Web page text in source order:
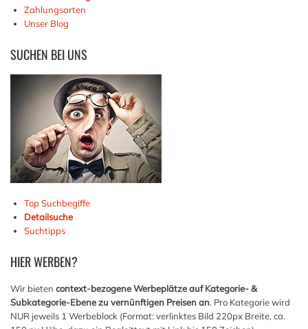
Zahlungsarten
Unser Blog
SUCHEN BEI UNS
Top Suchbegiffe
Detailsuche
Suchtipps
HIERWERBEN?
Wir bieten context-bezogene Werbeplätze auf Kategorie- &
Subkategorie-Ebene zu vernünftigen Preisen an. Pro Kategorie wird
NUR jeweils 1 Werbeblock (Format: verlinktes Bild 220px Breite, ca.